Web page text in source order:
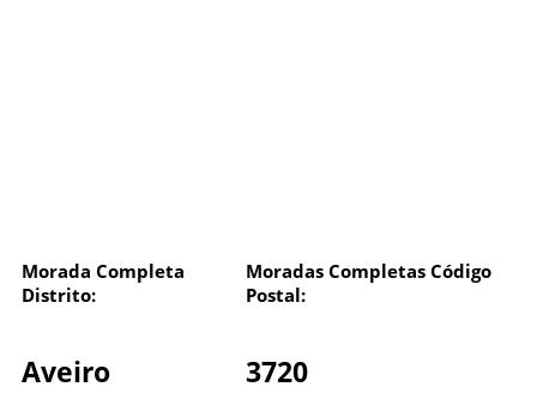
Morada Completa
Distrito:
Moradas Completas Código
Postal:
Aveiro 3720